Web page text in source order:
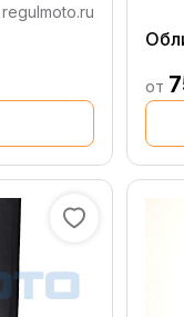
regulmoto.ru
от